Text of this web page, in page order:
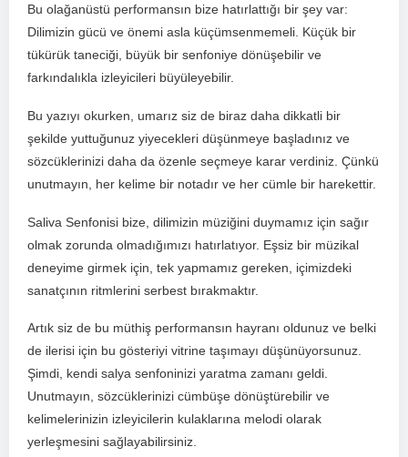
Bu olağanüstü performansın bize hatırlattığı ‌bir şey var:
Dilimizin gücü ve⁢ önemi asla küçümsenmemeli. Küçük bir
tükürük taneciği, büyük bir senfoniye⁤ dönüşebilir ve
farkındalıkla izleyicileri büyüleyebilir.
Bu yazıyı ⁢okurken, umarız siz de biraz daha dikkatli bir
şekilde yuttuğunuz yiyecekleri düşünmeye başladınız ve
sözcüklerinizi daha da özenle seçmeye karar verdiniz. Çünkü
unutmayın, ‌her kelime bir notadır ve her cümle bir ⁣harekettir.
Saliva Senfonisi bize, dilimizin müziğini duymamız için sağır
olmak zorunda olmadığımızı hatırlatıyor. Eşsiz‍ bir müzikal
deneyime girmek için, tek‌ yapmamız gereken, ⁤içimizdeki
sanatçının ritmlerini serbest‍ bırakmaktır.
Artık siz de bu müthiş performansın hayranı oldunuz⁣ ve belki
de ilerisi için bu gösteriyi vitrine ‍taşımayı düşünüyorsunuz. ​
Şimdi, kendi salya senfoninizi yaratma zamanı geldi.
Unutmayın, sözcüklerinizi ⁢cümbüşe dönüştürebilir ve
kelimelerinizin izleyicilerin kulaklarına melodi olarak
‌yerleşmesini sağlayabilirsiniz.